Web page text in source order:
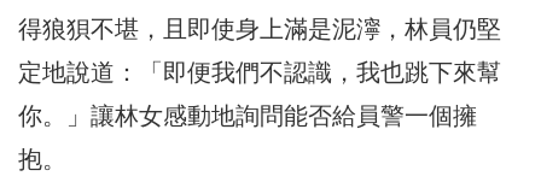
得狼狽不堪，且即使身上滿是泥濘，林員仍堅
定地說道：「即便我們不認識，我也跳下來幫
你。」讓林女感動地詢問能否給員警一個擁
抱。